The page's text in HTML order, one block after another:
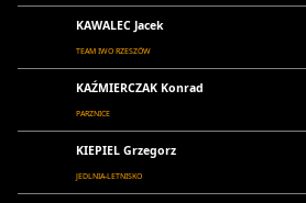
KAWALEC Jacek
TEAM IWO RZESZÓW
KAŹMIERCZAK Konrad
PARZNICE
KIEPIEL Grzegorz
JEDLNIA-LETNISKO